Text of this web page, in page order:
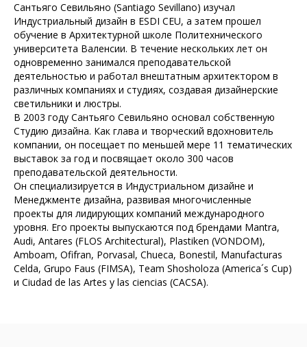
Сантьяго Севильяно (Santiago Sevillano) изучал
Индустриальный дизайн в ESDI CEU, а затем прошел
обучение в Архитектурной школе Политехнического
университета Валенсии. В течение нескольких лет он
одновременно занимался преподавательской
деятельностью и работал внештатным архитектором в
различных компаниях и студиях, создавая дизайнерские
светильники и люстры.
В 2003 году Сантьяго Севильяно основал собственную
Студию дизайна. Как глава и творческий вдохновитель
компании, он посещает по меньшей мере 11 тематических
выставок за год и посвящает около 300 часов
преподавательской деятельности.
Он специализируется в Индустриальном дизайне и
Менеджменте дизайна, развивая многочисленные
проекты для лидирующих компаний международного
уровня. Его проекты выпускаются под брендами Mantra,
Audi, Antares (FLOS Architectural), Plastiken (VONDOM),
Amboam, Ofifran, Porvasal, Chueca, Bonestil, Manufacturas
Celda, Grupo Faus (FIMSA), Team Shosholoza (America´s Cup)
и Ciudad de las Artes y las ciencias (CACSA).